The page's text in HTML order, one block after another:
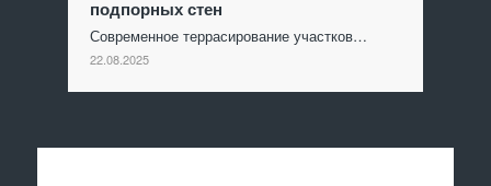
подпорных стен
Современное террасирование участков…
22.08.2025